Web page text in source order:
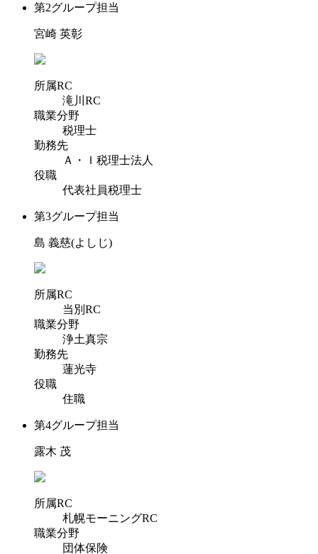
第2グループ担当
宮崎 英彰
所属RC
滝川RC
職業分野
税理士
勤務先
Ａ・Ｉ税理士法人
役職
代表社員税理士
第3グループ担当
島 義慈(よしじ)
所属RC
当別RC
職業分野
浄土真宗
勤務先
蓮光寺
役職
住職
第4グループ担当
露木 茂
所属RC
札幌モーニングRC
職業分野
団体保険